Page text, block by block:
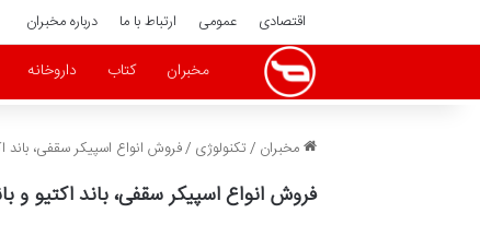
اقتصادی عمومی ارتباط با ما درباره مخبران
مخبران کتاب داروخانه
مخبران /تکنولوژی /فروش انواع اسپیکر سقفی، باند
فروش انواع اسپیکر سقفی، باند اکتیو و